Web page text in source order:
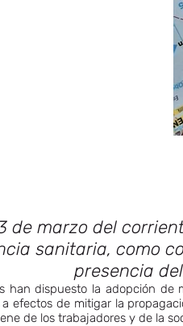
de marzo del
sanitaria, como
presencia
han dispuesto la adopción
efectos de mitigar la
de los trabajadores y de la